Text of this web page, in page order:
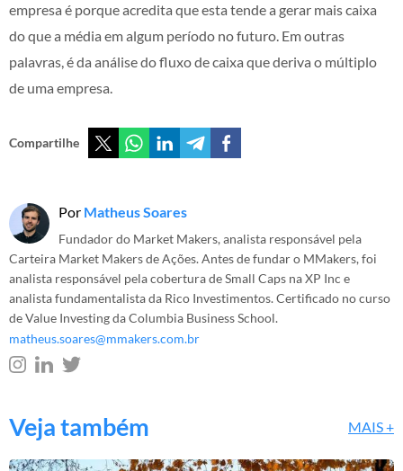
empresa é porque acredita que esta tende a gerar mais caixa
do que a média em algum período no futuro. Em outras
palavras, é da análise do fluxo de caixa que deriva o múltiplo
de uma empresa.
Compartilhe
Por Matheus Soares
Fundador do Market Makers, analista responsável pela
Carteira Market Makers de Ações. Antes de fundar o MMakers, foi
analista responsável pela cobertura de Small Caps na XP Inc e
analista fundamentalista da Rico Investimentos. Certificado no curso
de Value Investing da Columbia Business School.
matheus.soares@mmakers.com.br
Veja também MAIS +